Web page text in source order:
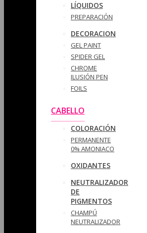
LÍQUIDOS
PREPARACIÓN
DECORACION
GEL PAINT
SPIDER GEL
CHROME
ILUSIÓN PEN
FOILS
CABELLO
COLORACIÓN
PERMANENTE
0% AMONIACO
OXIDANTES
NEUTRALIZADOR
DE
PIGMENTOS
CHAMPÚ
NEUTRALIZADOR